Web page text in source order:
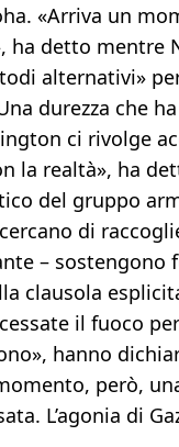
«Arriva un
ha detto mentre
alternativi»
durezza che
ci rivolge
la realtà», ha
del gruppo
di
– sostengono
clausola
il fuoco
hanno
però,
L’agonia di